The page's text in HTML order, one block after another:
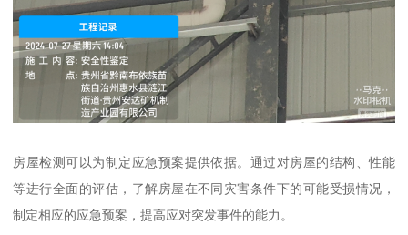
房屋检测可以为制定应急预案提供依据。通过对房屋的结构、性能
等进行全面的评估，了解房屋在不同灾害条件下的可能受损情况，
制定相应的应急预案，提高应对突发事件的能力。